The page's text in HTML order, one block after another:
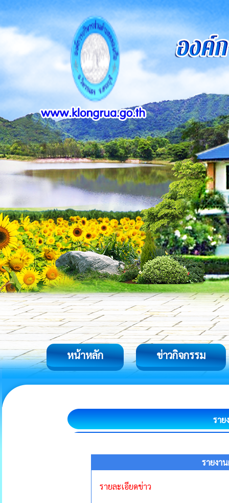
หน้าหลัก ข่าวกิจกรรม
ราย
รายงา
รายละเอียดข่าว